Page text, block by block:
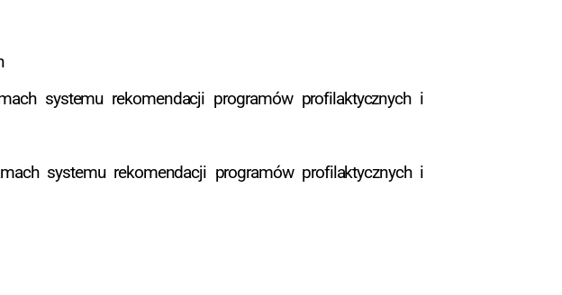
systemu rekomendacji programów profilaktycznych i
systemu rekomendacji programów profilaktycznych i